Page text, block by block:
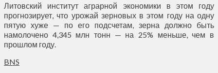
Литовский институт аграрной экономики в этом году
прогнозирует, что урожай зерновых в этом году на одну
пятую хуже — по его подсчетам, зерна должно быть
намолочено 4,345 млн тонн — на 25% меньше, чем в
прошлом году.
BNS